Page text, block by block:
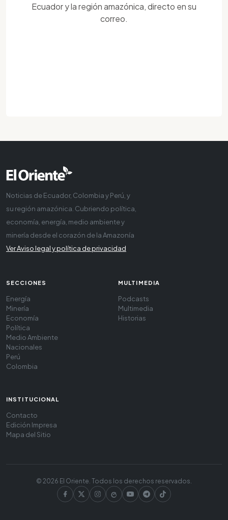
Ecuador y la región amazónica, directo en su
correo.
Noticias de Ecuador, Colombia y Perú, y
su región amazónica. Cubriendo política,
economía, energía, medio ambiente y
minería desde el corazón de la Amazonía
Ver Aviso legal y política de privacidad
SECCIONES
Energía
Minería
Economía
Política
Medio Ambiente
Nacionales
Perú
Colombia
MULTIMEDIA
Podcasts
Multimedia
Historias
INSTITUCIONAL
Contacto
Edición Impresa
Mapa del Sitio
© 2026 El Oriente. Todos los derechos reservados.